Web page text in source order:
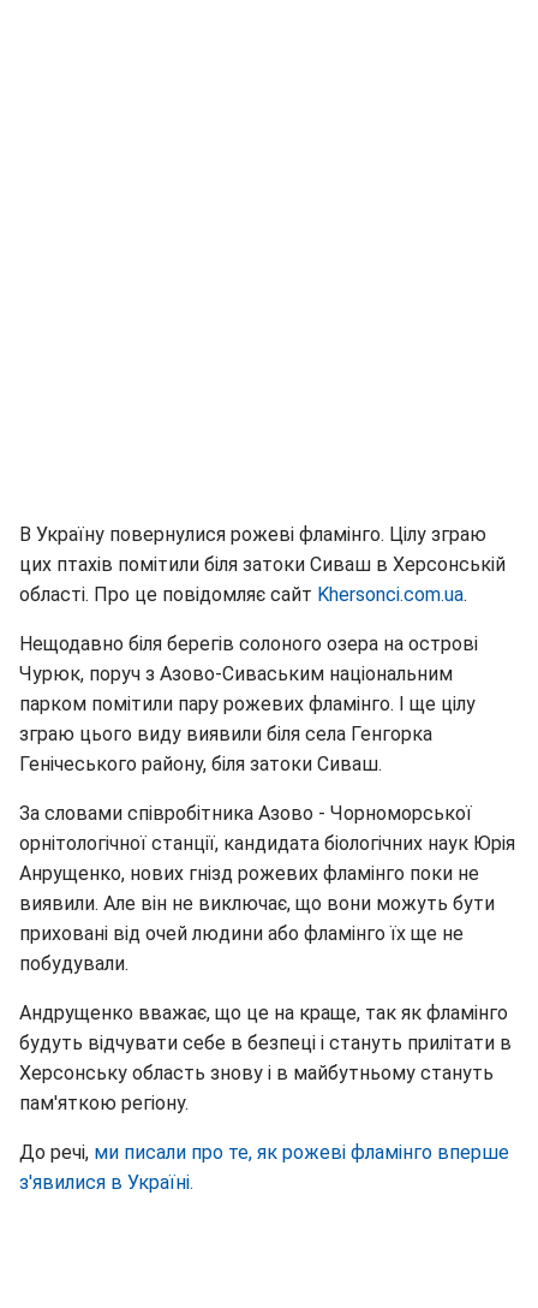
В Україну повернулися рожеві фламінго. Цілу зграю
цих птахів помітили біля затоки Сиваш в Херсонській
області. Про це повідомляє сайт Khersonci.com.ua.
Нещодавно біля берегів солоного озера на острові
Чурюк, поруч з Азово-Сиваським національним
парком помітили пару рожевих фламінго. І ще цілу
зграю цього виду виявили біля села Генгорка
Генічеського району, біля затоки Сиваш.
За словами співробітника Азово - Чорноморської
орнітологічної станції, кандидата біологічних наук Юрія
Анрущенко, нових гнізд рожевих фламінго поки не
виявили. Але він не виключає, що вони можуть бути
приховані від очей людини або фламінго їх ще не
побудували.
Андрущенко вважає, що це на краще, так як фламінго
будуть відчувати себе в безпеці і стануть прилітати в
Херсонську область знову і в майбутньому стануть
пам'яткою регіону.
До речі, ми писали про те, як рожеві фламінго вперше
з'явилися в Україні.